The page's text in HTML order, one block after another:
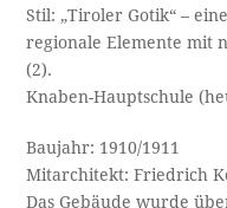
Stil: „Tiroler Gotik“ –
regionale Elemente mit
(2).
Knaben-Hauptschule
Baujahr: 1910/1911
Mitarchitekt: Friedrich
Das Gebäude wurde